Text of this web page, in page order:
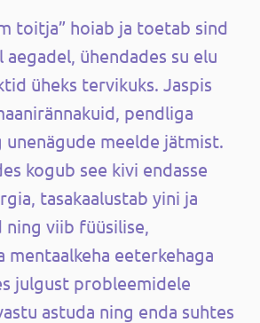
toitja” hoiab ja toetab sind
ühendades su elu
üheks tervikuks. Jaspis
pendliga
meelde jätmist.
kogub see kivi endasse
tasakaalustab yini ja
viib füüsilise,
mentaalkeha eeterkehaga
julgust probleemidele
astuda ning enda suhtes